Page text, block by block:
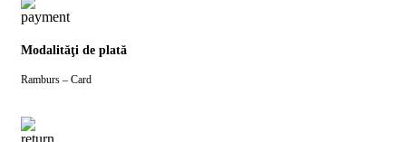
Modalităţi de plată
Ramburs – Card